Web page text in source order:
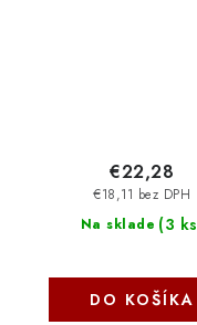
Na sklade (3 ks
€18,11 bez DPH
€22,28
DO KOŠÍKA